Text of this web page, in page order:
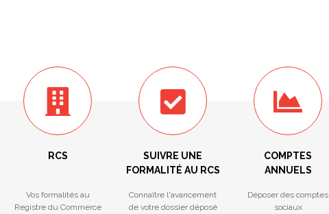
RCS
Vos formalités au
Registre du Commerce
SUIVRE UNE
FORMALITÉ AU RCS
Connaître l'avancement
de votre dossier déposé
COMPTES
ANNUELS
Déposer des comptes
sociaux